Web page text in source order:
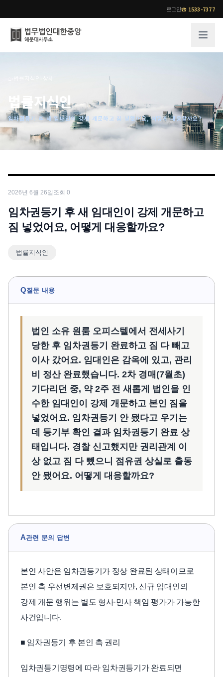
로그인☎ 1533-7377
오시는 길
통합검색
기업 인사이트
사례분석/최신동향
법률지식인
업무분야
전체
소식/자료
공지사항
뉴스레터/브로슈어
법률지식인
임차권등기 후 새 임대인이 강제 개문하고 짐 넣었어요, 어떻게 대응할까요?
2026년 6월 26일 조회 0
임차권등기 후 새 임대인이 강제 개문하고
짐 넣었어요, 어떻게 대응할까요?
법률지식인
Q질문 내용
법인 소유 원룸 오피스텔에서 전세사기
당한 후 임차권등기 완료하고 짐 다 빼고
이사 갔어요. 임대인은 감옥에 있고, 관리
비 정산 완료했습니다. 2차 경매(7월초)
기다리던 중, 약 2주 전 새롭게 법인을 인
수한 임대인이 강제 개문하고 본인 짐을
넣었어요. 임차권등기 안 됐다고 우기는
데 등기부 확인 결과 임차권등기 완료 상
태입니다. 경찰 신고했지만 권리관계 이
상 없고 짐 다 뺐으니 점유권 상실로 출동
안 됐어요. 어떻게 대응할까요?
A관련 문의 답변
본인 사안은 임차권등기가 정상 완료된 상태이므로
본인 측 우선변제권은 보호되지만, 신규 임대인의
강제 개문 행위는 별도 형사·민사 책임 평가가 가능한
사건입니다.
■ 임차권등기 후 본인 측 권리
임차권등기명령에 따라 임차권등기가 완료되면